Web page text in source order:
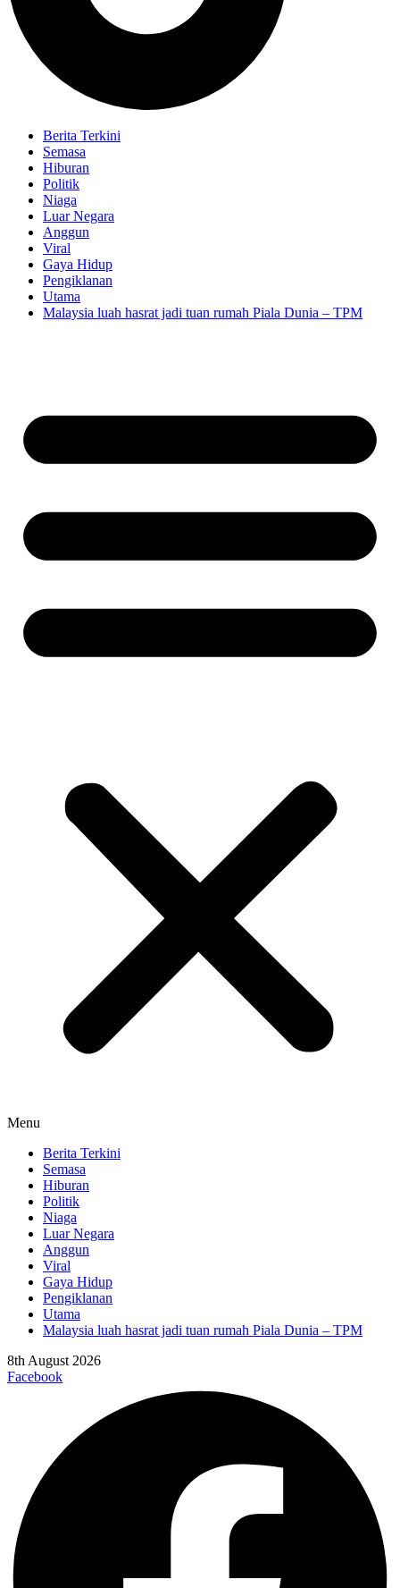
Berita Terkini
Semasa
Hiburan
Politik
Niaga
Luar Negara
Anggun
Viral
Gaya Hidup
Pengiklanan
Utama
Malaysia luah hasrat jadi tuan rumah Piala Dunia – TPM
Menu
Berita Terkini
Semasa
Hiburan
Politik
Niaga
Luar Negara
Anggun
Viral
Gaya Hidup
Pengiklanan
Utama
Malaysia luah hasrat jadi tuan rumah Piala Dunia – TPM
8th August 2026
Facebook